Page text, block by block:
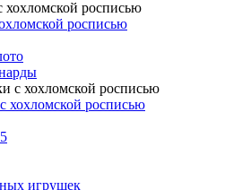
росписью
хохломской росписью
игрушек